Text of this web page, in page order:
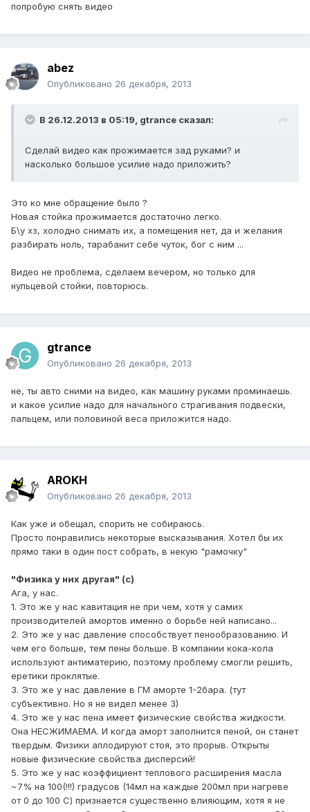
попробую снять видео
abez
Опубликовано 26 декабря, 2013
В 26.12.2013 в 05:19, gtrance сказал:
Сделай видео как прожимается зад руками? и
насколько большое усилие надо приложить?
Это ко мне обращение было ?
Новая стойка прожимается достаточно легко.
Б\у хз, холодно снимать их, а помещения нет, да и желания
разбирать ноль, тарабанит себе чуток, бог с ним ...
Видео не проблема, сделаем вечером, но только для
нульцевой стойки, повторюсь.
gtrance
Опубликовано 26 декабря, 2013
не, ты авто сними на видео, как машину руками проминаешь.
и какое усилие надо для начального страгивания подвески,
пальцем, или половиной веса приложится надо.
AROKH
Опубликовано 26 декабря, 2013
Как уже и обещал, спорить не собираюсь.
Просто понравились некоторые высказывания. Хотел бы их
прямо таки в один пост собрать, в некую "рамочку"
"Физика у них другая" (с)
Ага, у нас.
1. Это же у нас кавитация не при чем, хотя у самих
производителей амортов именно о борьбе ней написано...
2. Это же у нас давление способствует пенообразованию. И
чем его больше, тем пены больше. В компании кока-кола
используют антиматерию, поэтому проблему смогли решить,
еретики проклятые.
3. Это же у нас давление в ГМ аморте 1-2бара. (тут
субъективно. Но я не видел менее 3)
4. Это же у нас пена имеет физические свойства жидкости.
Она НЕСЖИМАЕМА. И когда аморт заполнится пеной, он станет
твердым. Физики аплодируют стоя, это прорыв. Открыты
новые физические свойства дисперсий!
5. Это же у нас коэффициент теплового расширения масла
~7% на 100(!!!) градусов (14мл на каждые 200мл при нагреве
от 0 до 100 С) признается существенно влияющим, хотя я не